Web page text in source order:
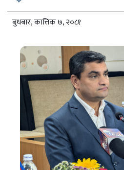
बुधबार, कात्तिक ७, २०८१